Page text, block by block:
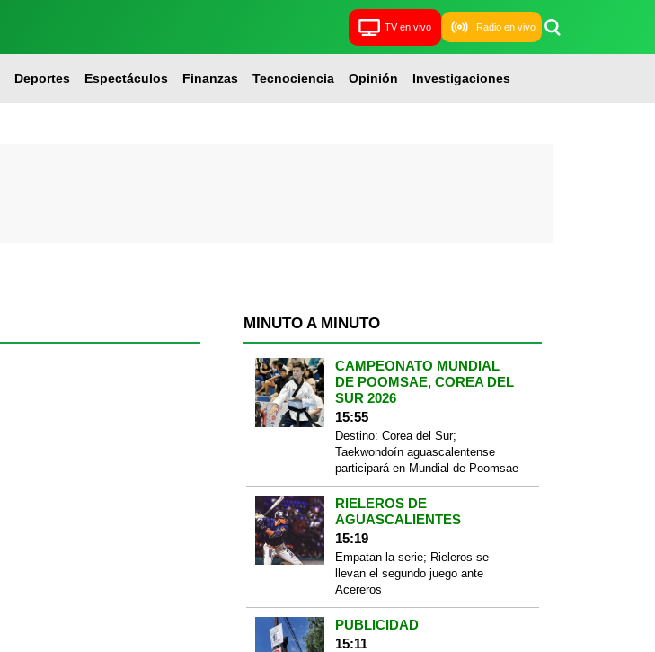
TV en vivo Radio en vivo
Deportes Espectáculos Finanzas Tecnociencia Opinión Investigaciones
MINUTO A MINUTO
CAMPEONATO MUNDIAL
DE POOMSAE, COREA DEL
SUR 2026
15:55
Destino: Corea del Sur;
Taekwondoín aguascalentense
participará en Mundial de Poomsae
RIELEROS DE
AGUASCALIENTES
15:19
Empatan la serie; Rieleros se
llevan el segundo juego ante
Acereros
PUBLICIDAD
15:11